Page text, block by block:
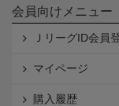
会員向けメニュー
ＪリーグID会員
マイページ
購入履歴